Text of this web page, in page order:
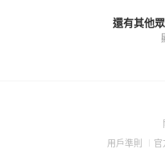
還有其他
用戶準則 官